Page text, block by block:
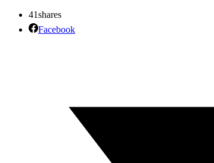
41shares
Facebook